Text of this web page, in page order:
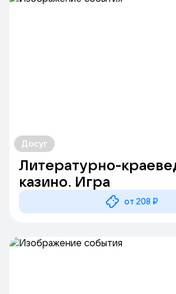
Досуг
Литературно-
казино. Игра
от 208 ₽